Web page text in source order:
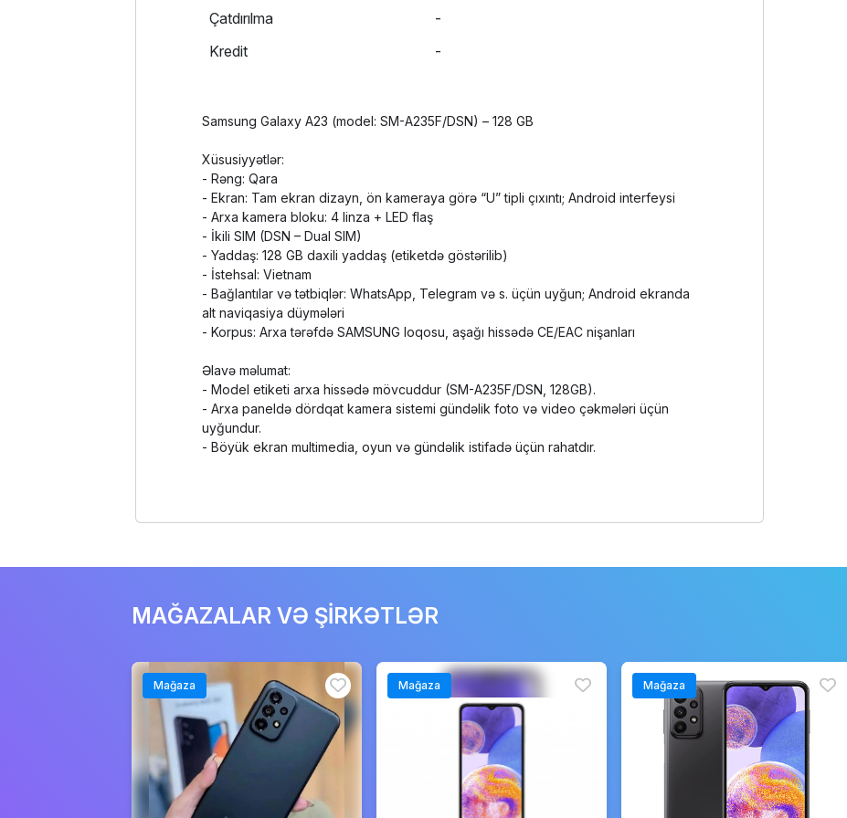
Çatdırılma
-
Kredit
-
Samsung Galaxy A23 (model: SM-A235F/DSN) – 128 GB
Xüsusiyyətlər:
- Rəng: Qara
- Ekran: Tam ekran dizayn, ön kameraya görə “U” tipli çıxıntı; Android interfeysi
- Arxa kamera bloku: 4 linza + LED flaş
- İkili SIM (DSN – Dual SIM)
- Yaddaş: 128 GB daxili yaddaş (etiketdə göstərilib)
- İstehsal: Vietnam
- Bağlantılar və tətbiqlər: WhatsApp, Telegram və s. üçün uyğun; Android ekranda
alt naviqasiya düymələri
- Korpus: Arxa tərəfdə SAMSUNG loqosu, aşağı hissədə CE/EAC nişanları
Əlavə məlumat:
- Model etiketi arxa hissədə mövcuddur (SM-A235F/DSN, 128GB).
- Arxa paneldə dördqat kamera sistemi gündəlik foto və video çəkmələri üçün
uyğundur.
- Böyük ekran multimedia, oyun və gündəlik istifadə üçün rahatdır.
MAĞAZALAR VƏ ŞİRKƏTLƏR
Mağaza Mağaza Mağaza